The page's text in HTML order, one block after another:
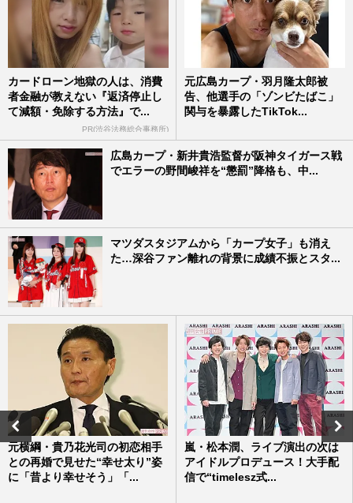
カードローン地獄の人は、消費
者金融が教えない『返済停止し
て減額・免除する方法』で...
PR(渋谷法務総合事務所)
元広島カープ・羽月隆太郎被
告、他選手の「ゾンビたばこ」
関与を暴露したTikTok...
広島カープ・新井貴浩監督が阪神タイガース戦
でエラーの野間峻祥を“懲罰”降格も、中...
マツダスタジアムから「カープ女子」も消え
た…深谷ファン離れの背景に成績不振とスタ...
元横綱・貴乃花光司の初恋相手
との再婚で見せた“幸せ太り”姿
に「昔より幸せそう」「...
嵐・松本潤、ライブ演出の次は
アイドルプロデュース！大手配
信で“timelesz式...